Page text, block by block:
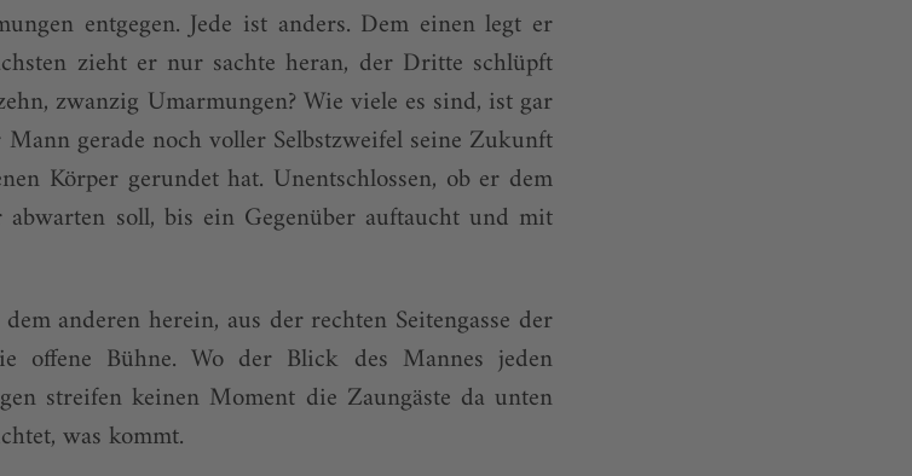
entgegen. Jede ist anders. Dem einen legt er
zieht er nur sachte heran, der Dritte schlüpft
zwanzig Umarmungen? Wie viele es sind, ist gar
gerade noch voller Selbstzweifel seine Zukunft
Körper gerundet hat. Unentschlossen, ob er dem
soll, bis ein Gegenüber auftaucht und mit
anderen herein, aus der rechten Seitengasse der
offene Bühne. Wo der Blick des Mannes jeden
streifen keinen Moment die Zaungäste da unten
was kommt.